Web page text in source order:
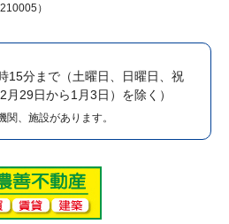
）
15分まで （土曜日、日曜日、祝
29日から1月3日）を除く）
、施設があります。